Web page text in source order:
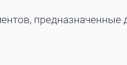
предназначенные